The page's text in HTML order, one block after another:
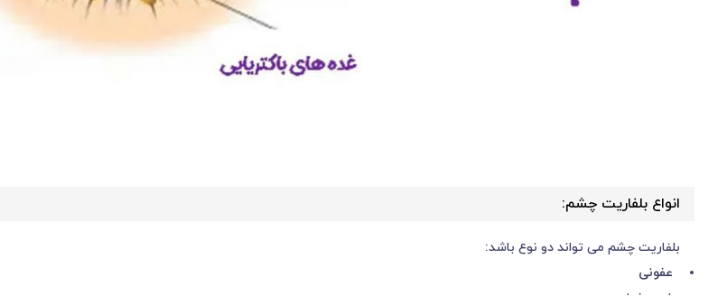
انواع بلفاریت چشم:
بلفاریت چشم می تواند دو نوع باشد:
عفونی